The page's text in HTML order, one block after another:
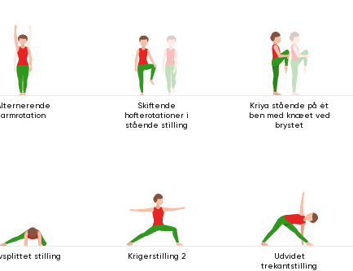
armrotation
Skiftende
hofterotationer i
stående stilling
Kriya stående på ét
ben med knæet ved
brystet
stilling Krigerstilling 2
Udvidet
trekantstilling